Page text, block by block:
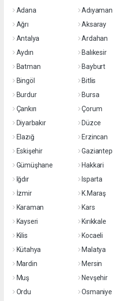
Adana Adıyaman
Ağrı
Aksaray
Antalya
Ardahan
Aydın
Balıkesir
Batman
Bayburt
Bingöl
Bitlis
Burdur
Bursa
Çankırı
Çorum
Diyarbakır
Düzce
Elazığ
Erzincan
Eskişehir
Gaziantep
Gümüşhane
Hakkari
Iğdır
Isparta
İzmir
K.Maraş
Karaman
Kars
Kayseri
Kırıkkale
Kilis
Kocaeli
Kütahya
Malatya
Mardin
Mersin
Muş
Nevşehir
Ordu
Osmaniye